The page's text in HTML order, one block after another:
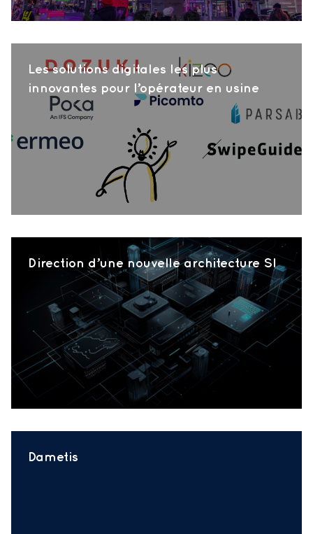
Les solutions digitales les plus
innovantes pour l’opérateur en usine
Direction d’une nouvelle architecture SI
Dametis